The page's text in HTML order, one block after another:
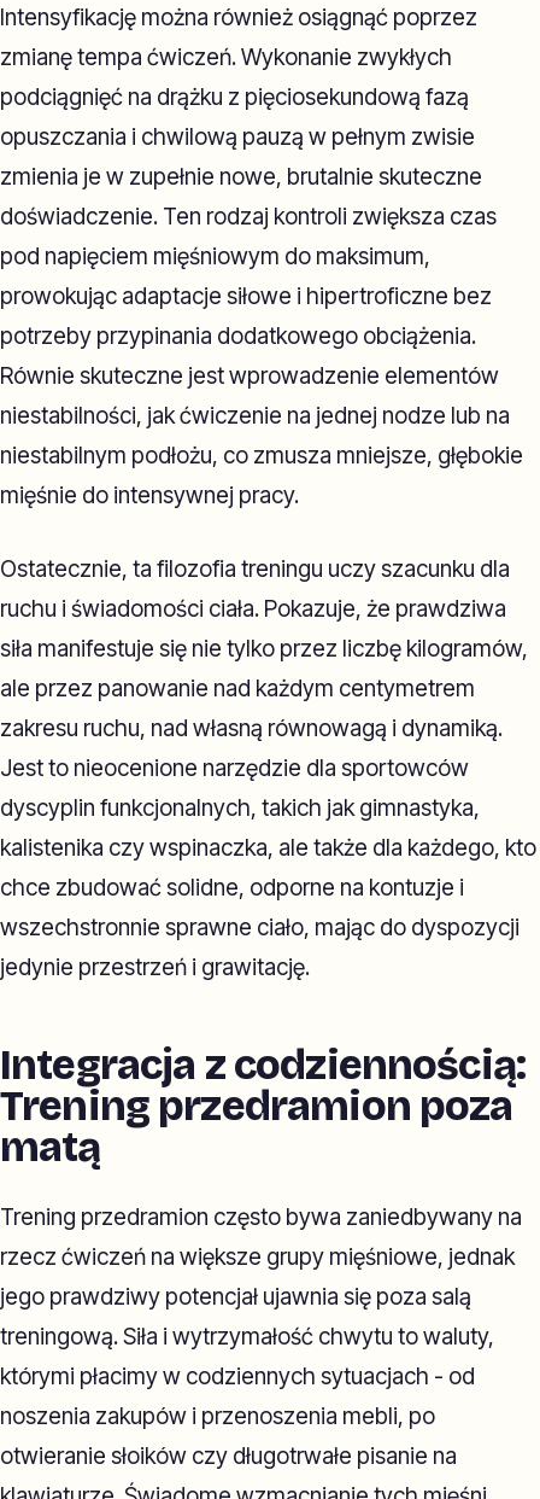
Intensyfikację można również osiągnąć poprzez
zmianę tempa ćwiczeń. Wykonanie zwykłych
podciągnięć na drążku z pięciosekundową fazą
opuszczania i chwilową pauzą w pełnym zwisie
zmienia je w zupełnie nowe, brutalnie skuteczne
doświadczenie. Ten rodzaj kontroli zwiększa czas
pod napięciem mięśniowym do maksimum,
prowokując adaptacje siłowe i hipertroficzne bez
potrzeby przypinania dodatkowego obciążenia.
Równie skuteczne jest wprowadzenie elementów
niestabilności, jak ćwiczenie na jednej nodze lub na
niestabilnym podłożu, co zmusza mniejsze, głębokie
mięśnie do intensywnej pracy.
Ostatecznie, ta filozofia treningu uczy szacunku dla
ruchu i świadomości ciała. Pokazuje, że prawdziwa
siła manifestuje się nie tylko przez liczbę kilogramów,
ale przez panowanie nad każdym centymetrem
zakresu ruchu, nad własną równowagą i dynamiką.
Jest to nieocenione narzędzie dla sportowców
dyscyplin funkcjonalnych, takich jak gimnastyka,
kalistenika czy wspinaczka, ale także dla każdego, kto
chce zbudować solidne, odporne na kontuzje i
wszechstronnie sprawne ciało, mając do dyspozycji
jedynie przestrzeń i grawitację.
Integracja z codziennością:
Trening przedramion poza
matą
Trening przedramion często bywa zaniedbywany na
rzecz ćwiczeń na większe grupy mięśniowe, jednak
jego prawdziwy potencjał ujawnia się poza salą
treningową. Siła i wytrzymałość chwytu to waluty,
którymi płacimy w codziennych sytuacjach - od
noszenia zakupów i przenoszenia mebli, po
otwieranie słoików czy długotrwałe pisanie na